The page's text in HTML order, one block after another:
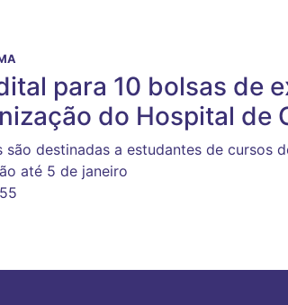
para 10 bolsas de
do Hospital de
são destinadas a estudantes de cursos
até 5 de janeiro